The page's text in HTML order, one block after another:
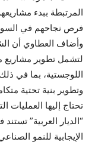
المرتبطة ببدء
فرص نجاحهم في
وأضاف العطاوي أن
لتشمل تطوير مشاريع
اللوجستية، بما في
وتطوير بنية تحتية
تحتاج إليها العمليات
“الديار العربية”
الإيجابية للنمو